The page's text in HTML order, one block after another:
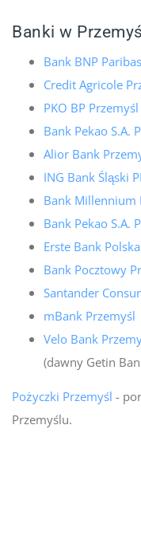
Banki w
Bank BNP
Credit Agricole
PKO BP Przemyśl
Bank Pekao S.A.
Alior Bank
ING Bank Śląski
Bank Millennium
Bank Pekao S.A.
Erste Bank
Bank Pocztowy
Santander
mBank Przemyśl
Velo Bank
(dawny Getin
Pożyczki Przemyśl -
Przemyślu.